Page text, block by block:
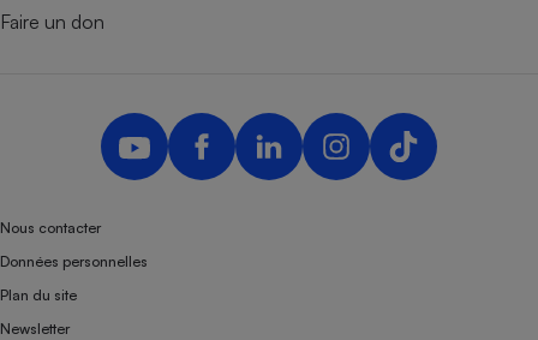
Faire un don
Nous contacter
Données personnelles
Plan du site
Newsletter